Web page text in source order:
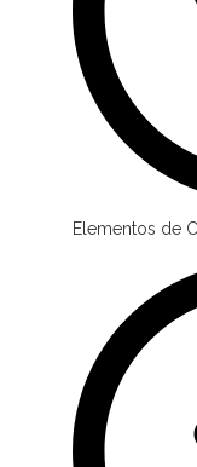
Elementos de